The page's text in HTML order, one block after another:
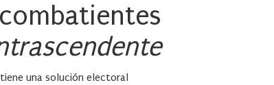
una solución electoral